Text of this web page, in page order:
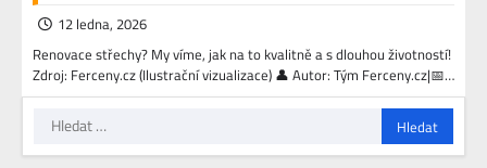
12 ledna, 2026
Renovace střechy? My víme, jak na to kvalitně a s dlouhou životností!
Zdroj: Ferceny.cz (Ilustrační vizualizace) 👤 Autor: Tým Ferceny.cz|📅…
Vyhledávání